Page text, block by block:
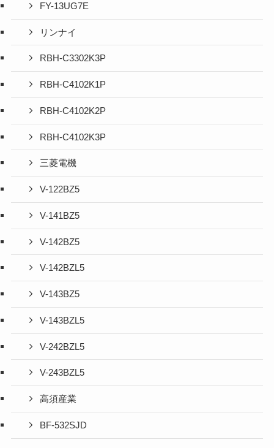
FY-13UG7E
リンナイ
RBH-C3302K3P
RBH-C4102K1P
RBH-C4102K2P
RBH-C4102K3P
三菱電機
V-122BZ5
V-141BZ5
V-142BZ5
V-142BZL5
V-143BZ5
V-143BZL5
V-242BZL5
V-243BZL5
高須産業
BF-532SJD